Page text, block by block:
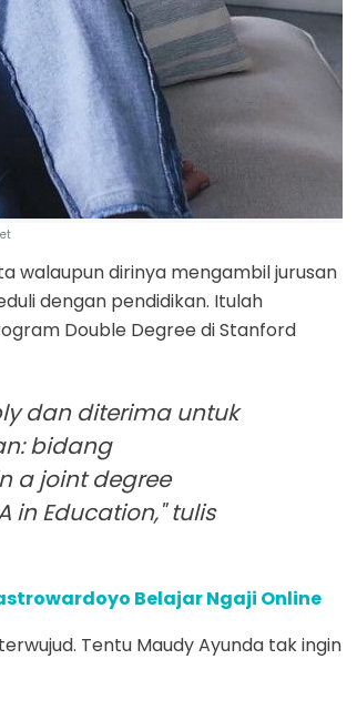
walaupun dirinya mengambil jurusan
dengan pendidikan. Itulah
Double Degree di Stanford
dan diterima untuk
bidang
a joint degree
in Education," tulis
Belajar Ngaji Online
Tentu Maudy Ayunda tak ingin